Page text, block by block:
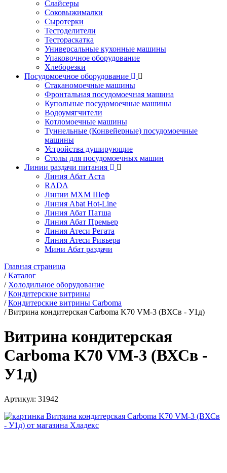
Слайсеры
Соковыжималки
Сыротерки
Тестоделители
Тестораскатка
Универсальные кухонные машины
Упаковочное оборудование
Хлеборезки
Посудомоечное оборудование
Стаканомоечные машины
Фронтальная посудомоечная машина
Купольные посудомоечные машины
Водоумягчители
Котломоечные машины
Туннельные (Конвейерные) посудомоечные
машины
Устройства душирующие
Столы для посудомоечных машин
Линии раздачи питания
Линия Абат Аста
RADA
Линии МХМ Шеф
Линия Abat Hot-Line
Линия Абат Патша
Линия Абат Премьер
Линия Атеси Регата
Линия Атеси Ривьера
Мини Абат раздачи
Главная страница
/Каталог
/ Холодильное оборудование
/Кондитерские витрины
/Кондитерские витрины Carboma
/Витрина кондитерская Carboma K70 VM-3 (ВХСв - У1д)
Витрина кондитерская
Carboma K70 VM-3 (ВХСв -
У1д)
Артикул: 31942